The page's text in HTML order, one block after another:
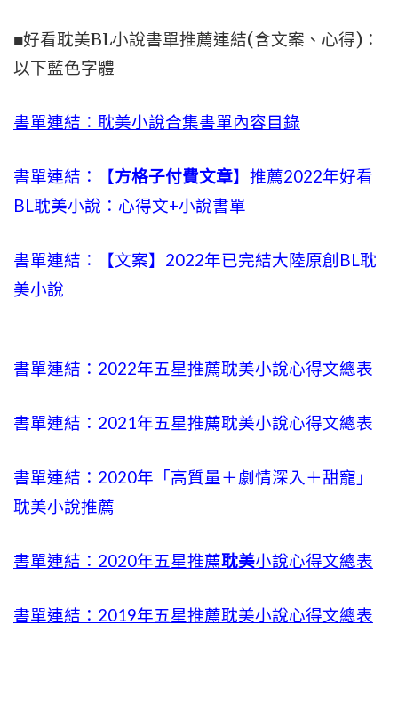
■好看耽美BL小說書單推薦連結(含文案、心得)：
以下藍色字體
書單連結：耽美小說合集書單內容目錄
書單連結：【方格子付費文章】推薦2022年好看
BL耽美小說：心得文+小說書單
書單連結：【文案】2022年已完結大陸原創BL耽
美小說
書單連結：2022年五星推薦耽美小說心得文總表
書單連結：2021年五星推薦耽美小說心得文總表
書單連結：2020年「高質量＋劇情深入＋甜寵」
耽美小說推薦
書單連結：2020年五星推薦耽美小說心得文總表
書單連結：2019年五星推薦耽美小說心得文總表